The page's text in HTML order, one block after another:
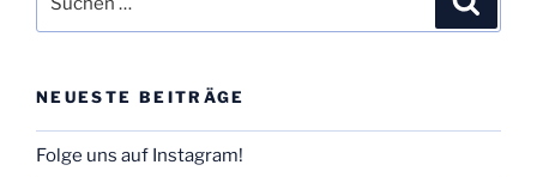
nach:
NEUESTE BEITRÄGE
Folge uns auf Instagram!